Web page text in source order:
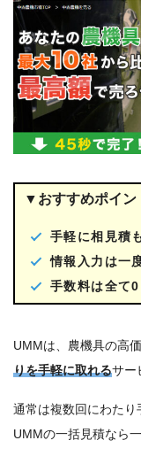
▼おすすめポイン
手軽に相見積
情報入力は一
手数料は全て0
UMMは、農機具の高
りを手軽に取れるサー
通常は複数回にわたり
UMMの一括見積なら